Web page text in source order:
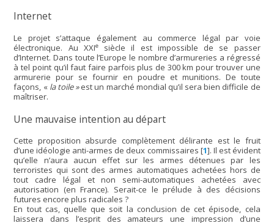
Internet
Le projet s’attaque également au commerce légal par voie
électronique. Au XXIesiècle il est impossible de se passer
d’Internet. Dans toute l’Europe le nombre d’armureries a régressé
à tel point qu’il faut faire parfois plus de 300 km pour trouver une
armurerie pour se fournir en poudre et munitions. De toute
façons, « la toile »est un marché mondial qu’il sera bien difficile de
maîtriser.
Une mauvaise intention au départ
Cette proposition absurde complètement délirante est le fruit
d’une idéologie anti-armes de deux commissaires [1]. Il est évident
qu’elle n’aura aucun effet sur les armes détenues par les
terroristes qui sont des armes automatiques achetées hors de
tout cadre légal et non semi-automatiques achetées avec
autorisation (en France). Serait-ce le prélude à des décisions
futures encore plus radicales ?
En tout cas, quelle que soit la conclusion de cet épisode, cela
laissera dans l’esprit des amateurs une impression d’une